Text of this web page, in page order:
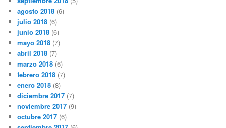
agosto 2018 (6)
julio 2018 (6)
junio 2018 (6)
mayo 2018 (7)
abril 2018 (7)
marzo 2018 (6)
febrero 2018 (7)
enero 2018 (8)
diciembre 2017 (7)
noviembre 2017 (9)
octubre 2017 (6)